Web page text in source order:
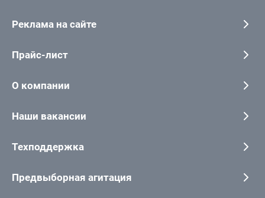
Реклама на сайте
Прайс-лист
О компании
Наши вакансии
Техподдержка
Предвыборная агитация